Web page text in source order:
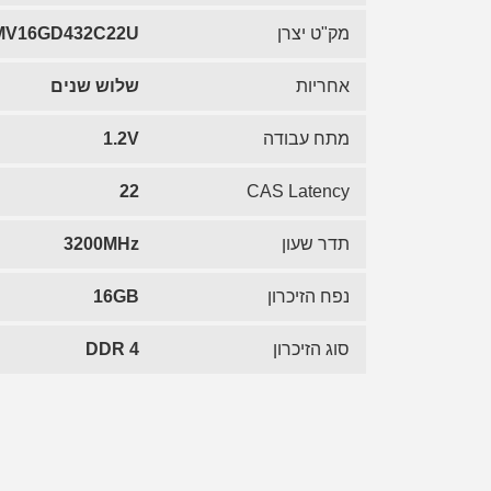
מק"ט יצרן
אחריות שלוש שנים
מתח עבודה 1.2V
CAS Latency
22
תדר שעון 3200MHz
נפח הזיכרון 16GB
סוג הזיכרון DDR 4